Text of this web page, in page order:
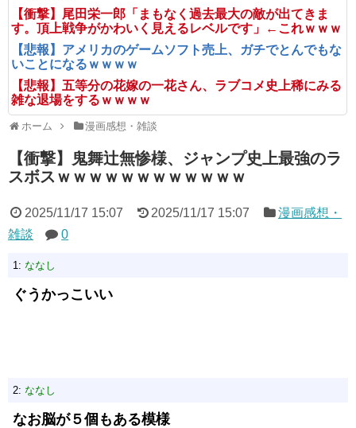
【衝撃】尾田栄一郎「まもなく過去最大の敵が出てきま
す。頂上戦争がかわいく見えるレベルです」←これｗｗｗ
【悲報】アメリカのゲームソフト売上、ガチでとんでもな
いことになるｗｗｗｗ
【悲報】五等分の花嫁の一花さん、ラブコメ史上稀にみる
雑な退場をするｗｗｗｗ
ホーム 漫画感想・雑談
【衝撃】鬼舞辻無惨様、ジャンプ史上最強のラ
スボスｗｗｗｗｗｗｗｗｗｗｗｗ
2025/11/17 15:07 2025/11/17 15:07
漫画感想・
雑談
0
1: ななし
ぐうかっこいい
2: ななし
なお脳が５個もある模様